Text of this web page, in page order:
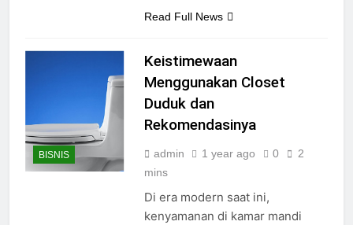
Read Full News
BISNIS
Keistimewaan
Menggunakan Closet
Duduk dan
Rekomendasinya
admin 1 year ago 0
2
mins
Di era modern saat ini,
kenyamanan di kamar mandi